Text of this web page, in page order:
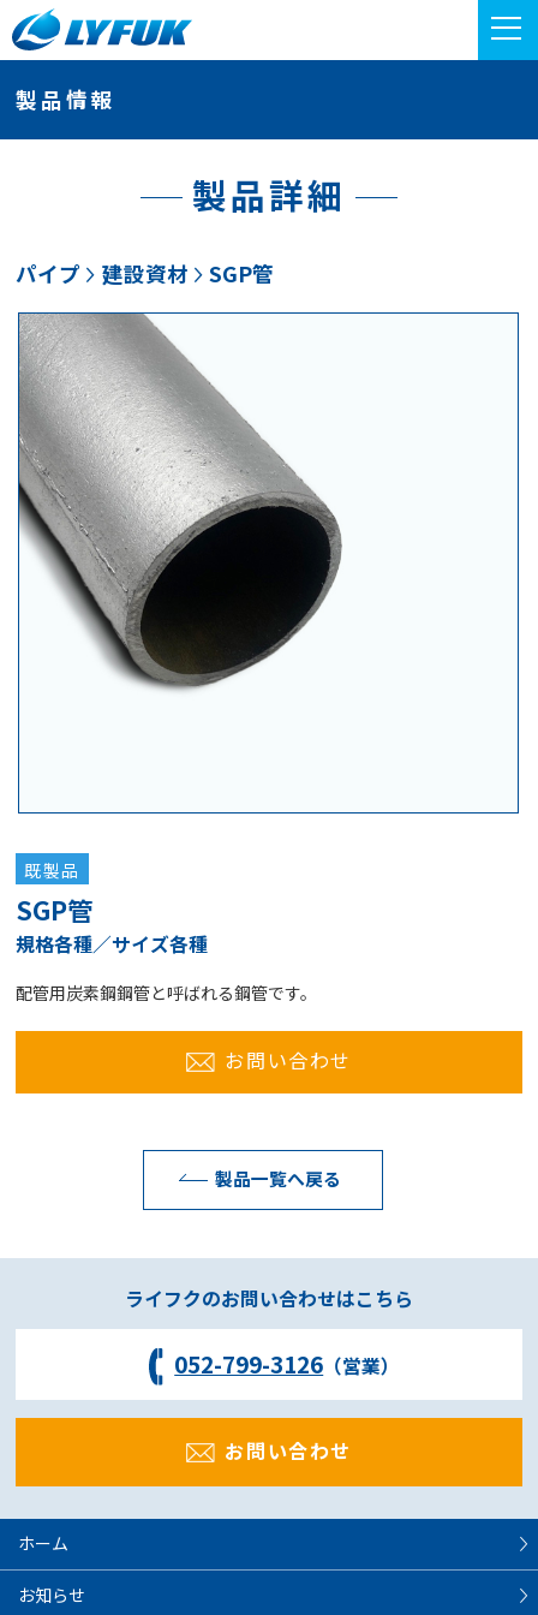
製品情報
製品詳細
パイプ 建設資材 SGP管
既製品
SGP管
規格各種／サイズ各種
配管用炭素鋼鋼管と呼ばれる鋼管です。
お問い合わせ
製品一覧へ戻る
ライフクのお問い合わせはこちら
052-799-3126 （営業）
お問い合わせ
ホーム
お知らせ